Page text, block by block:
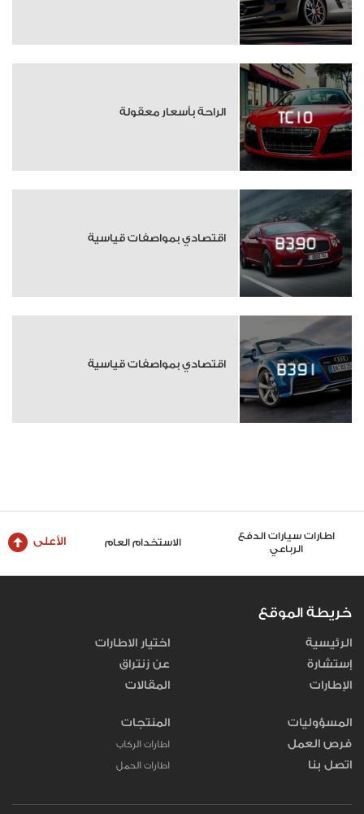
الراحة بأسعار معقولة
اقتصادي بمواصفات قياسية
اقتصادي بمواصفات قياسية
سيارات الدفع
الاستخدام العام اطارات الشاحنات
الأعلى
خريطة الموقع
الرئيسية
إستشارة
الإطارات
اختيار الاطارات
عن زنتراق
المقالات
المسؤوليات
فرص العمل
اتصل بنا
المنتجات
اطارات الركاب
اطارات الحمل